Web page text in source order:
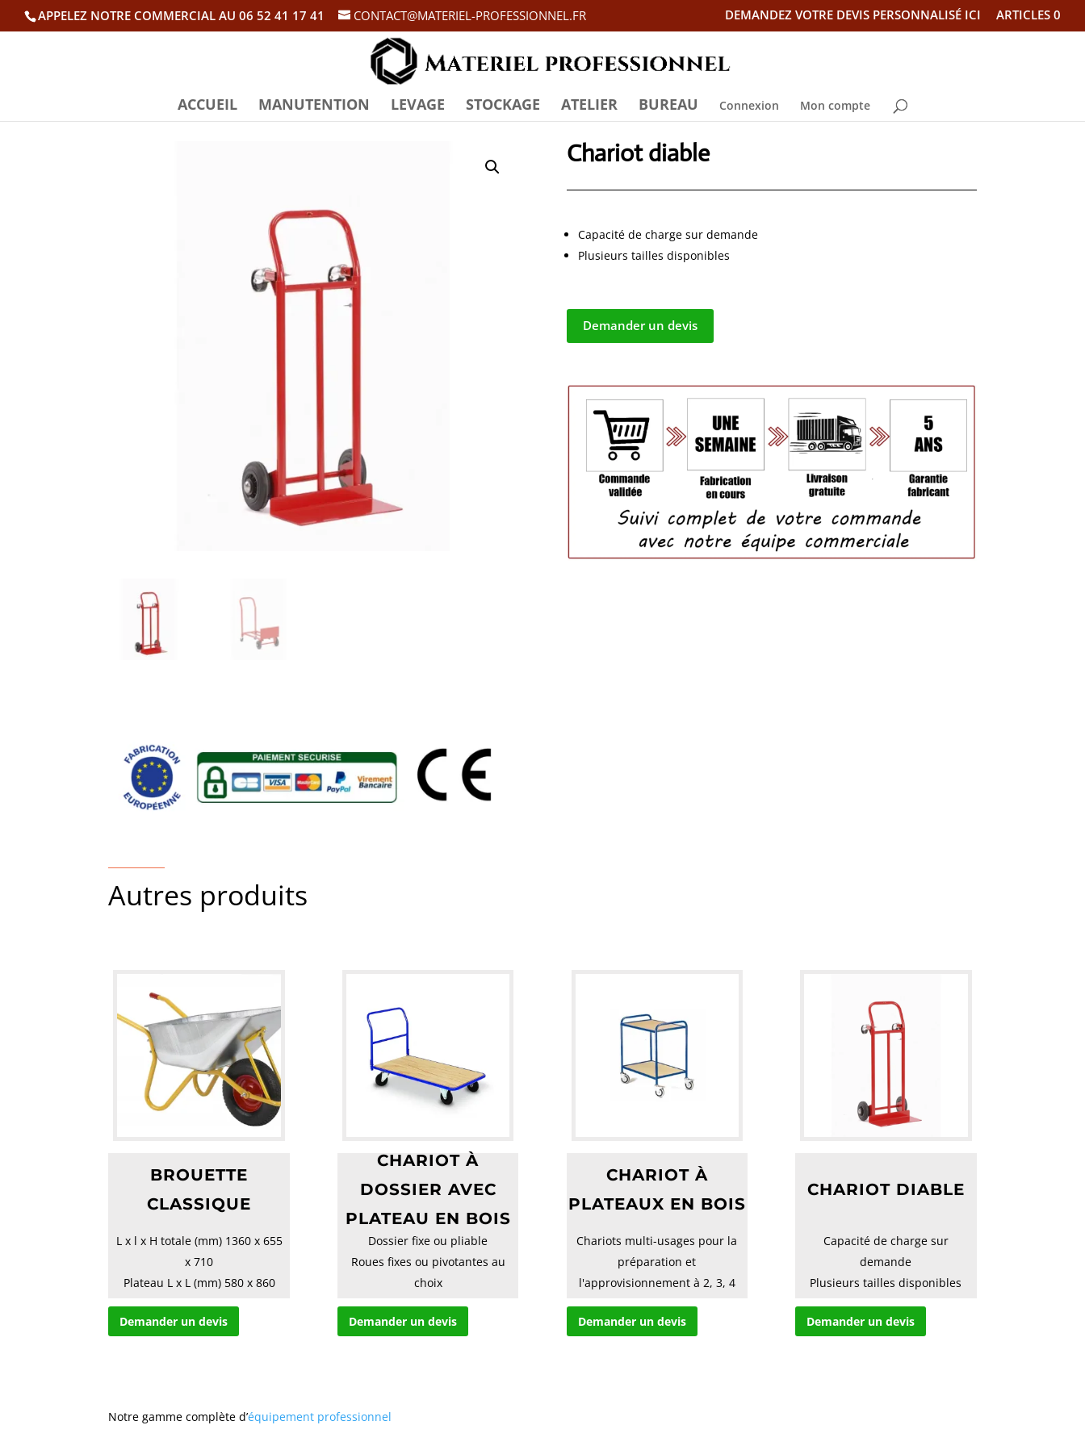
APPELEZ NOTRE COMMERCIAL AU 06 52 41 17 41 CONTACT@MATERIEL-PROFESSIONNEL.FR DEMANDEZ VOTRE DEVIS PERSONNALISÉ ICI ARTICLES 0
ACCUEIL MANUTENTION LEVAGE STOCKAGE ATELIER BUREAU Connexion Mon compte
Chariot diable
Capacité de charge sur demande
Plusieurs tailles disponibles
Demander un devis
Autres produits
BROUETTE
CLASSIQUE
L x l x H totale (mm) 1360 x 655
x 710
Plateau L x L (mm) 580 x 860
Tube (mm) 30
Roue Pneumati...
Demander un devis
CHARIOT À
DOSSIER AVEC
PLATEAU EN BOIS
Dossier fixe ou pliable
Roues fixes ou pivotantes au
choix
Demander un devis
CHARIOT À
PLATEAUX EN BOIS
Chariots multi-usages pour la
préparation et
l'approvisionnement à 2, 3, 4
ou 5 plateaux
Plate...
Demander un devis
CHARIOT DIABLE
Capacité de charge sur
demande
Plusieurs tailles disponibles
Demander un devis
Notre gamme complète d’équipement professionnel